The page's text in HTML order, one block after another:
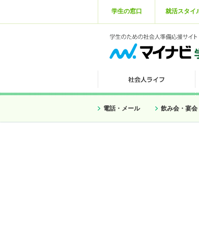
学生の窓口 就活スタイ
電話・メール 飲み会・宴会